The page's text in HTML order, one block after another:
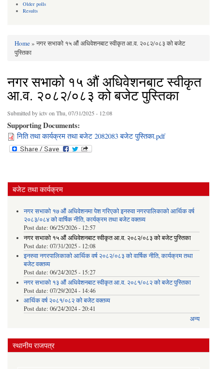
Older polls
Results
You are here
Home» नगर सभाको १५ औं अधिवेशनबाट स्वीकृत आ.व. २०८२/०८३ को बजेट
पुस्तिका
नगर सभाको १५ औं अधिवेशनबाट स्वीकृत
आ.व. २०८२/०८३ को बजेट पुस्तिका
Submitted byictvon Thu, 07/31/2025 - 12:08
Supporting Documents:
निति तथा कार्यक्रम तथा बजेट 2082083 बजेट पुस्तिका.pdf
बजेट तथा कार्यक्रम
नगर सभाको १७ औं अधिवेशनमा पेश गरिएको इनरुवा नगरपालिकाको आर्थिक वर्ष
२०८३/०८४ को वार्षिक नीति, कार्यक्रम तथा बजेट वक्तव्य
Post date: 06/25/2026 - 12:57
नगर सभाको १५ औं अधिवेशनबाट स्वीकृत आ.व. २०८२/०८३ को बजेट पुस्तिका
Post date: 07/31/2025 - 12:08
इनरुवा नगरपालिकाको आर्थिक वर्ष २०८२/०८३ को वार्षिक नीति, कार्यक्रम तथा
बजेट वक्तव्य
Post date: 06/24/2025 - 15:27
नगर सभाको १३ औं अधिवेशनबाट स्वीकृत आ.व. २०८१/०८२ को बजेट पुस्तिका
Post date: 07/29/2024 - 14:46
आर्थिक वर्ष २०८१/०८२ को बजेट वक्तव्य
Post date: 06/24/2024 - 20:41
अन्य
स्थानीय राजपत्र